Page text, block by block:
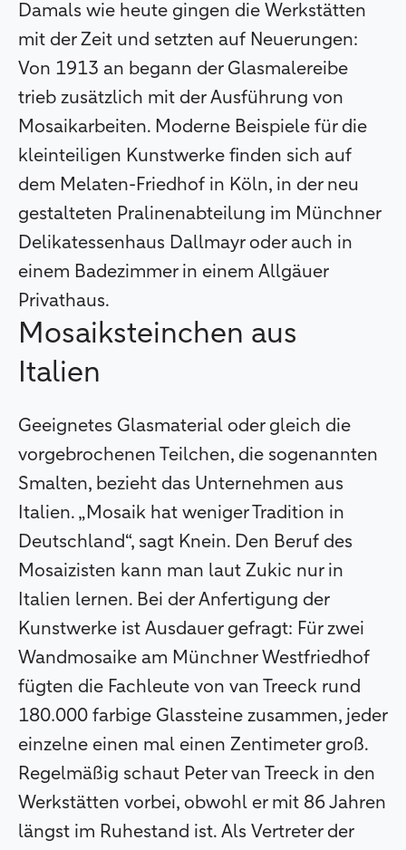
Damals wie heute gingen die Werkstätten
mit der Zeit und setzten auf Neuerungen:
Von 1913 an begann der Glasmalereibe
trieb zusätzlich mit der Ausführung von
Mosaikarbeiten. Moderne Beispiele für die
kleinteiligen Kunstwerke finden sich auf
dem Melaten-Friedhof in Köln, in der neu
gestalteten Pralinenabteilung im Münchner
Delikatessenhaus Dallmayr oder auch in
einem Badezimmer in einem Allgäuer
Privathaus.
Mosaiksteinchen aus
Italien
Geeignetes Glasmaterial oder gleich die
vorgebrochenen Teilchen, die sogenannten
Smalten, bezieht das Unternehmen aus
Italien. „Mosaik hat weniger Tradition in
Deutschland“, sagt Knein. Den Beruf des
Mosaizisten kann man laut Zukic nur in
Italien lernen. Bei der Anfertigung der
Kunstwerke ist Ausdauer gefragt: Für zwei
Wandmosaike am Münchner Westfriedhof
fügten die Fachleute von van Treeck rund
180.000 farbige Glassteine zusammen, jeder
einzelne einen mal einen Zentimeter groß.
Regelmäßig schaut Peter van Treeck in den
Werkstätten vorbei, obwohl er mit 86 Jahren
längst im Ruhestand ist. Als Vertreter der